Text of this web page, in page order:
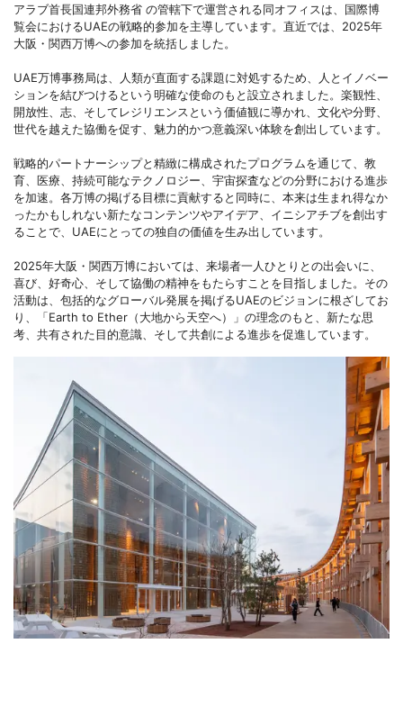
アラブ首長国連邦外務省 の管轄下で運営される同オフィスは、国際博
覧会におけるUAEの戦略的参加を主導しています。直近では、2025年
大阪・関西万博への参加を統括しました。
UAE万博事務局は、人類が直面する課題に対処するため、人とイノベー
ションを結びつけるという明確な使命のもと設立されました。楽観性、
開放性、志、そしてレジリエンスという価値観に導かれ、文化や分野、
世代を越えた協働を促す、魅力的かつ意義深い体験を創出しています。
戦略的パートナーシップと精緻に構成されたプログラムを通じて、教
育、医療、持続可能なテクノロジー、宇宙探査などの分野における進歩
を加速。各万博の掲げる目標に貢献すると同時に、本来は生まれ得なか
ったかもしれない新たなコンテンツやアイデア、イニシアチブを創出す
ることで、UAEにとっての独自の価値を生み出しています。
2025年大阪・関西万博においては、来場者一人ひとりとの出会いに、
喜び、好奇心、そして協働の精神をもたらすことを目指しました。その
活動は、包括的なグローバル発展を掲げるUAEのビジョンに根ざしてお
り、「Earth to Ether（大地から天空へ）」の理念のもと、新たな思
考、共有された目的意識、そして共創による進歩を促進しています。